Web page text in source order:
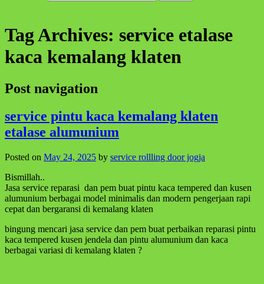
Tag Archives: service etalase
kaca kemalang klaten
Post navigation
service pintu kaca kemalang klaten
etalase alumunium
Posted on May 24, 2025 by service rollling door jogja
Bismillah..
Jasa service reparasi dan pem buat pintu kaca tempered dan kusen
alumunium berbagai model minimalis dan modern pengerjaan rapi
cepat dan bergaransi di kemalang klaten
bingung mencari jasa service dan pem buat perbaikan reparasi pintu
kaca tempered kusen jendela dan pintu alumunium dan kaca
berbagai variasi di kemalang klaten ?